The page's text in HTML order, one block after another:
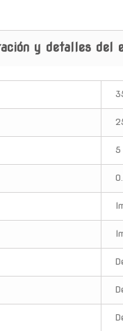
y detalles del
5